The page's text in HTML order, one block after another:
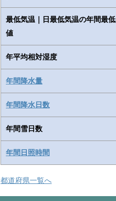
最低気温｜日最低気温の年間最低
値
年平均相対湿度
年間降水量
年間降水日数
年間雪日数
年間日照時間
都道府県一覧へ